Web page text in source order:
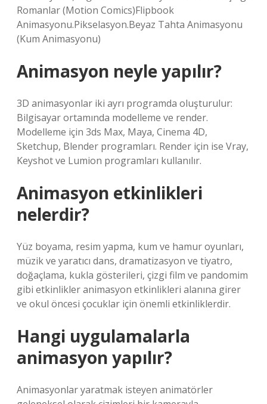
Romanlar (Motion Comics)Flipbook
Animasyonu.Pikselasyon.Beyaz Tahta Animasyonu
(Kum Animasyonu)
Animasyon neyle yapılır?
3D animasyonlar iki ayrı programda oluşturulur:
Bilgisayar ortamında modelleme ve render.
Modelleme için 3ds Max, Maya, Cinema 4D,
Sketchup, Blender programları. Render için ise Vray,
Keyshot ve Lumion programları kullanılır.
Animasyon etkinlikleri
nelerdir?
Yüz boyama, resim yapma, kum ve hamur oyunları,
müzik ve yaratıcı dans, dramatizasyon ve tiyatro,
doğaçlama, kukla gösterileri, çizgi film ve pandomim
gibi etkinlikler animasyon etkinlikleri alanına girer
ve okul öncesi çocuklar için önemli etkinliklerdir.
Hangi uygulamalarla
animasyon yapılır?
Animasyonlar yaratmak isteyen animatörler